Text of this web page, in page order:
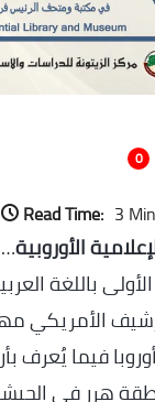
0
Read Time: 3
الأوروبية
باللغة
الأمريكي
فيما يُعرف
هرر في الحبشة